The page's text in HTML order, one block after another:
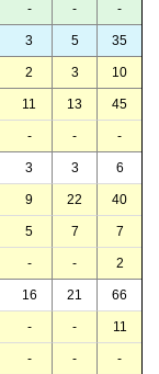
- - -
3 5 35
2 3 10
11 13 45
- - -
3 3 6
9 22 40
5 7 7
- - 2
16 21 66
- - 11
- - -